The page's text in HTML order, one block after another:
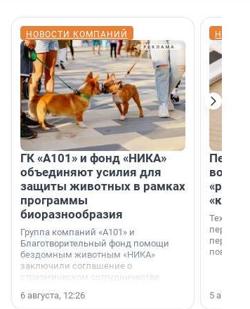
НОВОСТИ КОМПАНИЙ
ГК «А101» и фонд «НИКА»
объединяют усилия для
защиты животных в рамках
программы
биоразнообразия
Группа компаний «А101» и
Благотворительный фонд помощи
бездомным животным «НИКА»
заключили соглашение о
стратегическом сотрудничестве.
6 августа, 12:26
5